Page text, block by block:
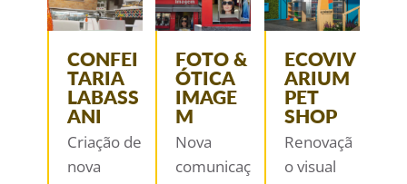
CONFEI
TARIA
LABASS
ANI
Criação de
nova
FOTO &
ÓTICA
IMAGE
M
Nova
comunicaç
ECOVIV
ARIUM
PET
SHOP
Renovaçã
o visual